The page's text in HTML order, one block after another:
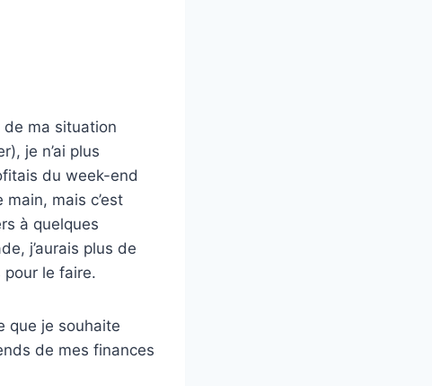
de ma situation
je n’ai plus
du week-end
mais c’est
à quelques
j’aurais plus de
le faire.
que je souhaite
de mes finances